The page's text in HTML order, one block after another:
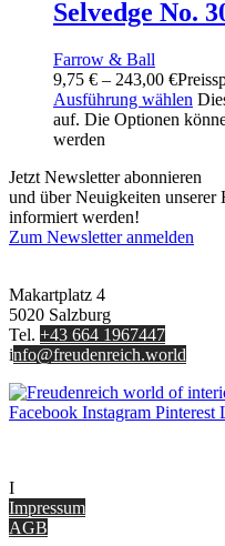
Selvedge No.
Farrow & Ball
9,75 € – 243,00 €
Ausführung wählen
auf. Die Optionen
werden
Jetzt Newsletter abonnieren
und über Neuigkeiten
informiert werden!
Zum Newsletter anmelden
Makartplatz 4
5020 Salzburg
Tel. +43 664 1967447
info@freudenreich.world
Facebook Instagram Pinterest
I
Impressum
AGB